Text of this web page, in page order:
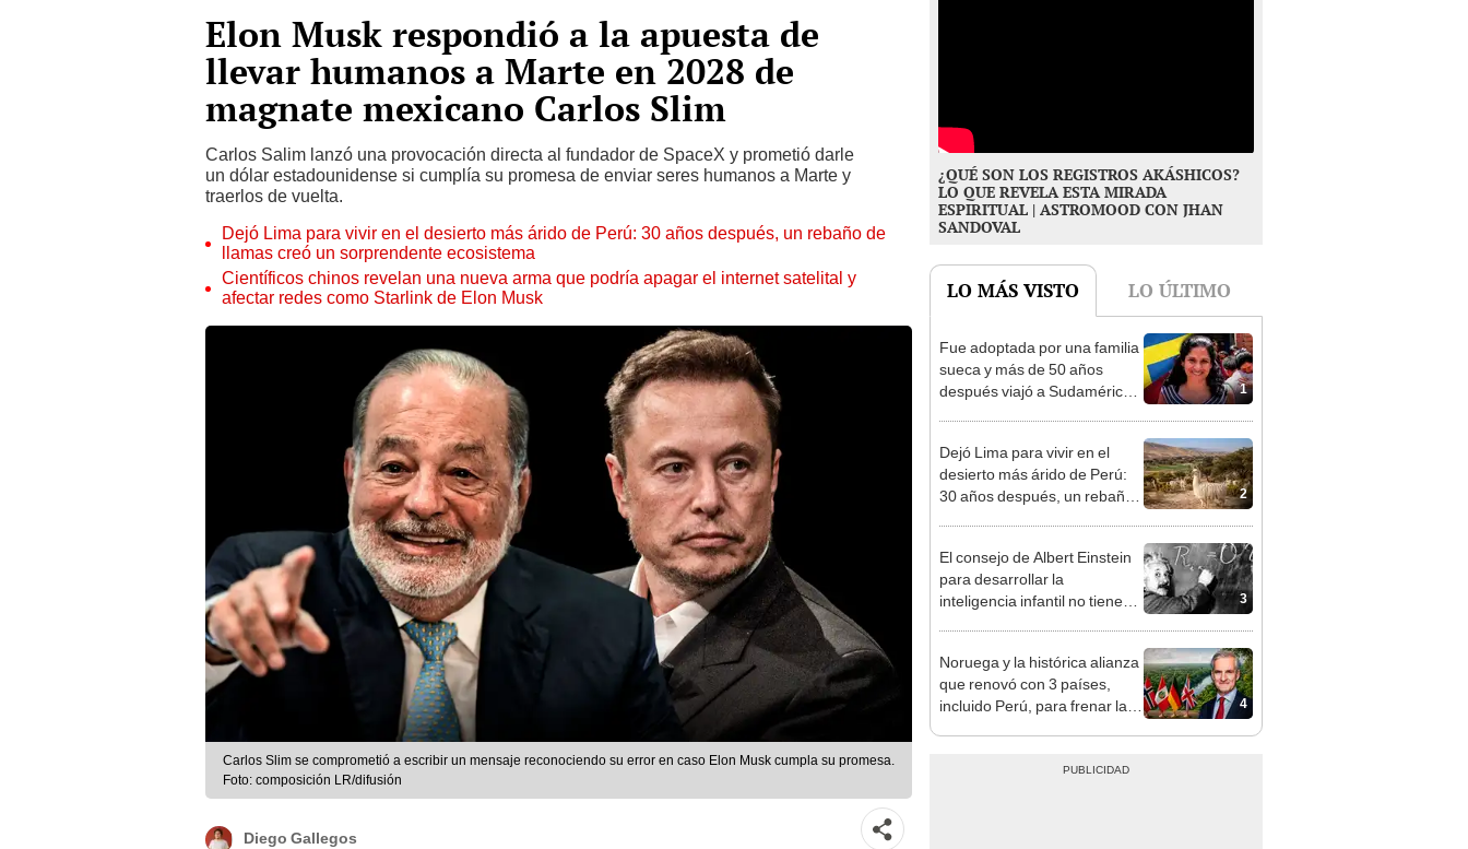
Elon Musk respondió a la apuesta de
llevar humanos a Marte en 2028 de
magnate mexicano Carlos Slim
Carlos Salim lanzó una provocación directa al fundador de SpaceX y prometió darle
un dólar estadounidense si cumplía su promesa de enviar seres humanos a Marte y
traerlos de vuelta.
Dejó Lima para vivir en el desierto más árido de Perú: 30 años después, un rebaño de
llamas creó un sorprendente ecosistema
Científicos chinos revelan una nueva arma que podría apagar el internet satelital y
afectar redes como Starlink de Elon Musk
Carlos Slim se comprometió a escribir un mensaje reconociendo su error en caso Elon Musk cumpla su promesa.
Foto: composición LR/difusión
Diego Gallegos
¿QUÉ SON LOS REGISTROS AKÁSHICOS?
LO QUE REVELA ESTA MIRADA
ESPIRITUAL | ASTROMOOD CON JHAN
SANDOVAL
LO MÁS VISTO LO ÚLTIMO
1
Fue adoptada por una familia
sueca y más de 50 años
después viajó a Sudamérica
2
Dejó Lima para vivir en el
desierto más árido de Perú:
30 años después, un rebaño
3
El consejo de Albert Einstein
para desarrollar la
inteligencia infantil no tiene
4
Noruega y la histórica alianza
que renovó con 3 países,
incluido Perú, para frenar la